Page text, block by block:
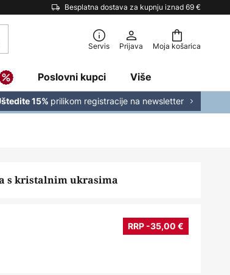
Besplatna dostava za kupnju iznad 69 €
Moja košarica
Servis Prijava
Poslovni kupci Više
15% prilikom registracije na newsletter
s kristalnim ukrasima
RRP -35,00 €